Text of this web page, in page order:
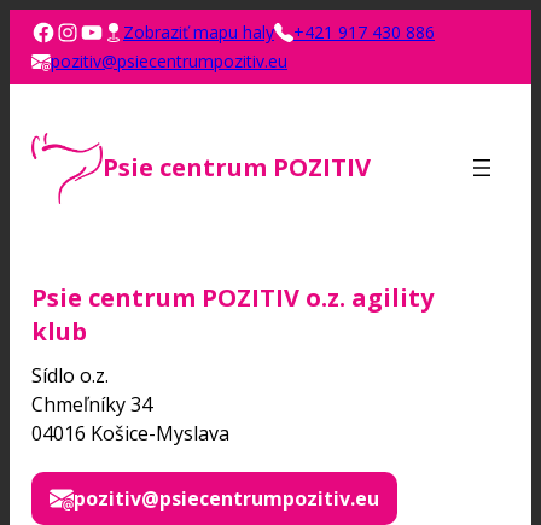
Zobraziť mapu haly
+421 917 430 886
pozitiv@psiecentrumpozitiv.eu
Psie centrum POZITIV
Psie centrum POZITIV o.z. agility
klub
Sídlo o.z.
Chmeľníky 34
04016 Košice-Myslava
pozitiv@psiecentrumpozitiv.eu